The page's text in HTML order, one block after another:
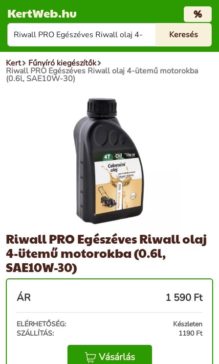
KertWeb.hu %
Kert Fűnyíró kiegészítők
Riwall PRO Egészéves Riwall olaj 4-ütemű motorokba
(0.6l, SAE10W-30)
Riwall PRO Egészéves Riwall olaj
4-ütemű motorokba (0.6l,
SAE10W-30)
ÁR 1 590 Ft
ELÉRHETŐSÉG:
Készleten
SZÁLLÍTÁS:
1190 Ft
Vásárlás